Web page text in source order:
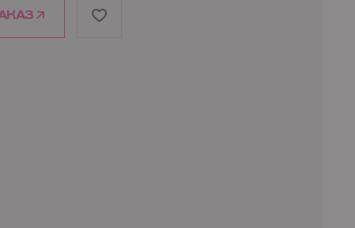
страниц формата А4, при заполнении на 5%.
голубой / синий / cyan / C Canon / Кэнон EP-83C